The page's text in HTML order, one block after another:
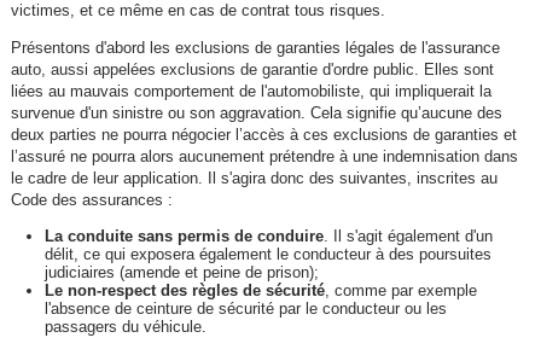
victimes, et ce même en cas de contrat tous risques.
Présentons d'abord les exclusions de garanties légales de l'assurance
auto, aussi appelées exclusions de garantie d'ordre public. Elles sont
liées au mauvais comportement de l'automobiliste, qui impliquerait la
survenue d'un sinistre ou son aggravation. Cela signifie qu’aucune des
deux parties ne pourra négocier l’accès à ces exclusions de garanties et
l’assuré ne pourra alors aucunement prétendre à une indemnisation dans
le cadre de leur application. Il s'agira donc des suivantes, inscrites au
Code des assurances :
La conduite sans permis de conduire. Il s'agit également d'un
délit, ce qui exposera également le conducteur à des poursuites
judiciaires (amende et peine de prison);
Le non-respect des règles de sécurité, comme par exemple
l'absence de ceinture de sécurité par le conducteur ou les
passagers du véhicule.